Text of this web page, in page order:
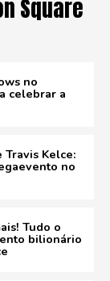
Square
no
celebrar a
Travis Kelce:
no
Tudo o
bilionário